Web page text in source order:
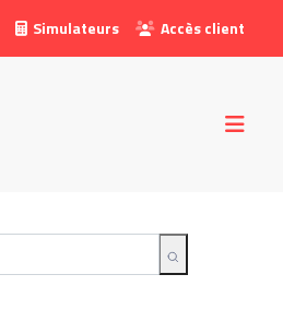
Simulateurs Accès client